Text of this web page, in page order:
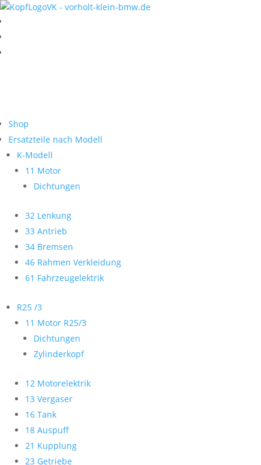
Shop
Ersatzteile nach Modell
K-Modell
11 Motor
Dichtungen
32 Lenkung
33 Antrieb
34 Bremsen
46 Rahmen Verkleidung
61 Fahrzeugelektrik
R25 /3
11 Motor R25/3
Dichtungen
Zylinderkopf
12 Motorelektrik
13 Vergaser
16 Tank
18 Auspuff
21 Kupplung
23 Getriebe